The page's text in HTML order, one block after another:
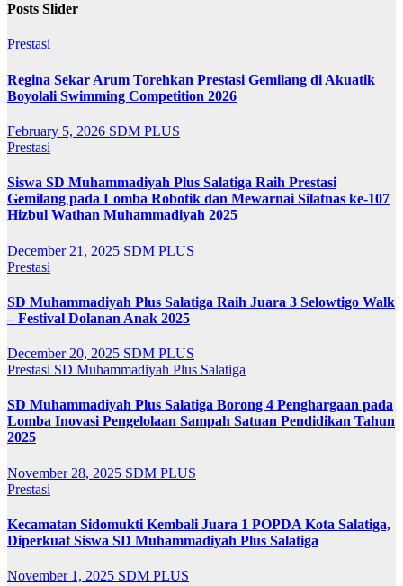
Posts Slider
Prestasi
Regina Sekar Arum Torehkan Prestasi Gemilang di Akuatik
Boyolali Swimming Competition 2026
February 5, 2026 SDM PLUS
Prestasi
Siswa SD Muhammadiyah Plus Salatiga Raih Prestasi
Gemilang pada Lomba Robotik dan Mewarnai Silatnas ke-107
Hizbul Wathan Muhammadiyah 2025
December 21, 2025 SDM PLUS
Prestasi
SD Muhammadiyah Plus Salatiga Raih Juara 3 Selowtigo Walk
– Festival Dolanan Anak 2025
December 20, 2025 SDM PLUS
Prestasi SD Muhammadiyah Plus Salatiga
SD Muhammadiyah Plus Salatiga Borong 4 Penghargaan pada
Lomba Inovasi Pengelolaan Sampah Satuan Pendidikan Tahun
2025
November 28, 2025 SDM PLUS
Prestasi
Kecamatan Sidomukti Kembali Juara 1 POPDA Kota Salatiga,
Diperkuat Siswa SD Muhammadiyah Plus Salatiga
November 1, 2025 SDM PLUS